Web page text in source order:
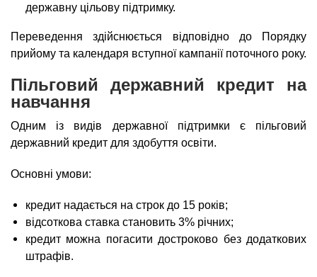
державну цільову підтримку.
Переведення здійснюється відповідно до Порядку
прийому та календаря вступної кампанії поточного року.
Пільговий державний кредит на
навчання
Одним із видів державної підтримки є пільговий
державний кредит для здобуття освіти.
Основні умови:
кредит надається на строк до 15 років;
відсоткова ставка становить 3% річних;
кредит можна погасити достроково без додаткових
штрафів.